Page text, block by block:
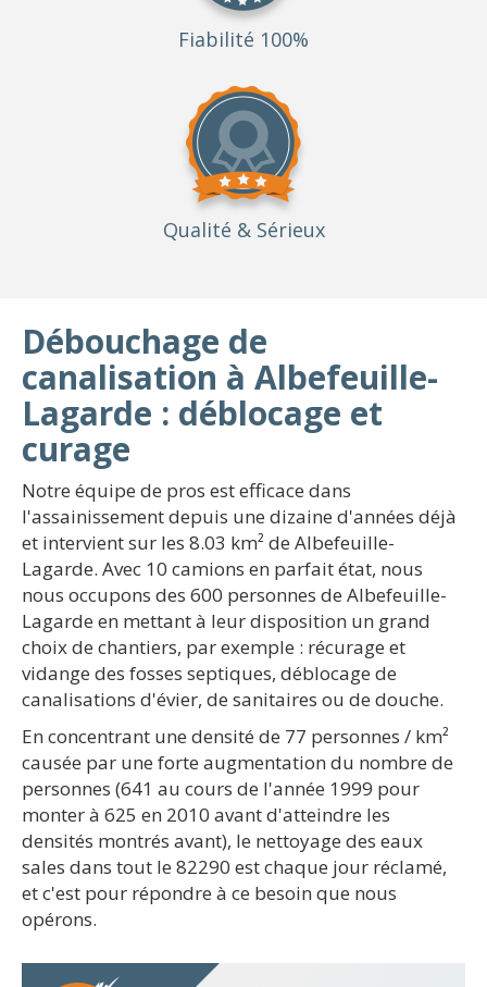
Fiabilité 100%
Qualité & Sérieux
Débouchage de
canalisation à Albefeuille-
Lagarde : déblocage et
curage
Notre équipe de pros est efficace dans
l'assainissement depuis une dizaine d'années déjà
et intervient sur les 8.03 km² de Albefeuille-
Lagarde. Avec 10 camions en parfait état, nous
nous occupons des 600 personnes de Albefeuille-
Lagarde en mettant à leur disposition un grand
choix de chantiers, par exemple : récurage et
vidange des fosses septiques, déblocage de
canalisations d'évier, de sanitaires ou de douche.
En concentrant une densité de 77 personnes / km²
causée par une forte augmentation du nombre de
personnes (641 au cours de l'année 1999 pour
monter à 625 en 2010 avant d'atteindre les
densités montrés avant), le nettoyage des eaux
sales dans tout le 82290 est chaque jour réclamé,
et c'est pour répondre à ce besoin que nous
opérons.